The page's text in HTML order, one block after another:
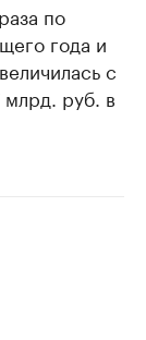
по
года и
с
руб. в